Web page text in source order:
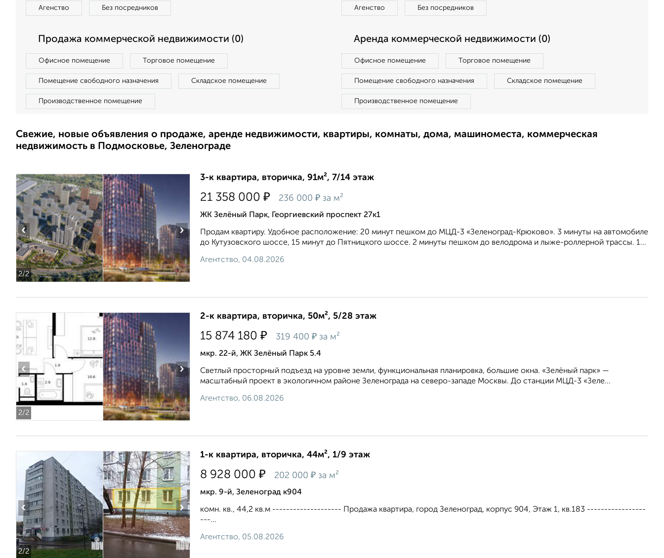
Агенство Без посредников Агенство Без посредников
Продажа коммерческой недвижимости (0)
Офисное помещение Торговое помещение
Помещение свободного назначения Складское помещение
Производственное помещение
Аренда коммерческой недвижимости (0)
Офисное помещение Торговое помещение
Помещение свободного назначения Складское помещение
Производственное помещение
Свежие, новые объявления о продаже, аренде недвижимости, квартиры, комнаты, дома, машиноместа, коммерческая
недвижимость в Подмосковье, Зеленограде
2/2
‹ ›
3-к квартира, вторичка, 91м², 7/14 этаж
21 358 000 ₽ 236 000 ₽ за м²
ЖК Зелёный Парк, Георгиевский проспект 27к1
Продам квартиру. Удобное расположение: 20 минут пешком до МЦД-3 «Зеленоград-Крюково». 3 минуты на автомобиле
до Кутузовского шоссе, 15 минут до Пятницкого шоссе. 2 минуты пешком до велодрома и лыже-роллерной трассы. 1...
Агентство, 04.08.2026
2/2
‹ ›
2-к квартира, вторичка, 50м², 5/28 этаж
15 874 180 ₽ 319 400 ₽ за м²
мкр. 22-й, ЖК Зелёный Парк 5.4
Светлый просторный подъезд на уровне земли, функциональная планировка, большие окна. «Зелёный парк» —
масштабный проект в экологичном районе Зеленограда на северо-западе Москвы. До станции МЦД-3 «Зеле...
Агентство, 06.08.2026
2/2
‹ ›
1-к квартира, вторичка, 44м², 1/9 этаж
8 928 000 ₽ 202 000 ₽ за м²
мкр. 9-й, Зеленоград к904
комн. кв., 44,2 кв.м -------------------- Продажа квартира, город Зеленоград, корпус 904, Этаж 1, кв.183 -----------------
---...
Агентство, 05.08.2026